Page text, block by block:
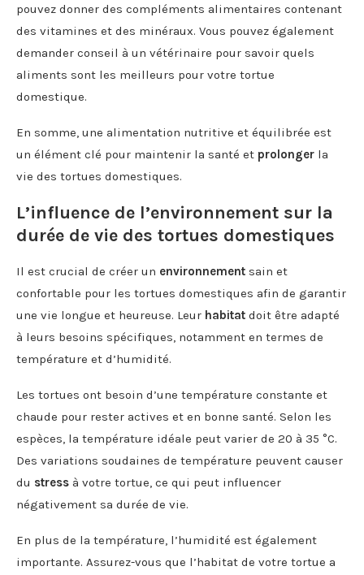
pouvez donner des compléments alimentaires contenant
des vitamines et des minéraux. Vous pouvez également
demander conseil à un vétérinaire pour savoir quels
aliments sont les meilleurs pour votre tortue
domestique.
En somme, une alimentation nutritive et équilibrée est
un élément clé pour maintenir la santé et prolonger la
vie des tortues domestiques.
L’influence de l’environnement sur la
durée de vie des tortues domestiques
Il est crucial de créer un environnement sain et
confortable pour les tortues domestiques afin de garantir
une vie longue et heureuse. Leur habitat doit être adapté
à leurs besoins spécifiques, notamment en termes de
température et d’humidité.
Les tortues ont besoin d’une température constante et
chaude pour rester actives et en bonne santé. Selon les
espèces, la température idéale peut varier de 20 à 35 °C.
Des variations soudaines de température peuvent causer
du stress à votre tortue, ce qui peut influencer
négativement sa durée de vie.
En plus de la température, l’humidité est également
importante. Assurez-vous que l’habitat de votre tortue a